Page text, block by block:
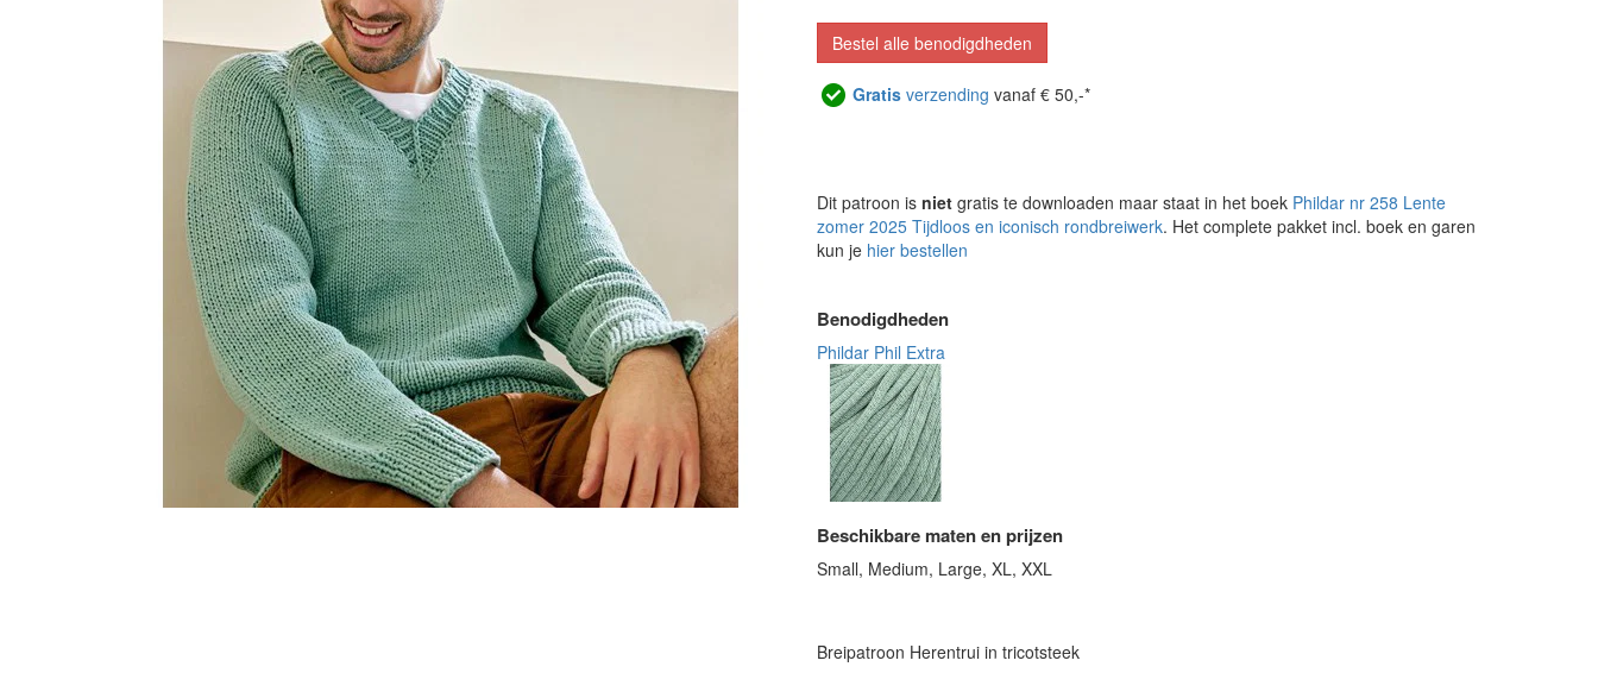
Bestel alle benodigdheden
Gratis verzending vanaf € 50,-*
Dit patroon is niet gratis te downloaden maar staat in het boek Phildar nr 258 Lente
zomer 2025 Tijdloos en iconisch rondbreiwerk. Het complete pakket incl. boek en garen
kun je hier bestellen
Benodigdheden
Phildar Phil Extra
Beschikbare maten en prijzen
Small, Medium, Large, XL, XXL
Breipatroon Herentrui in tricotsteek